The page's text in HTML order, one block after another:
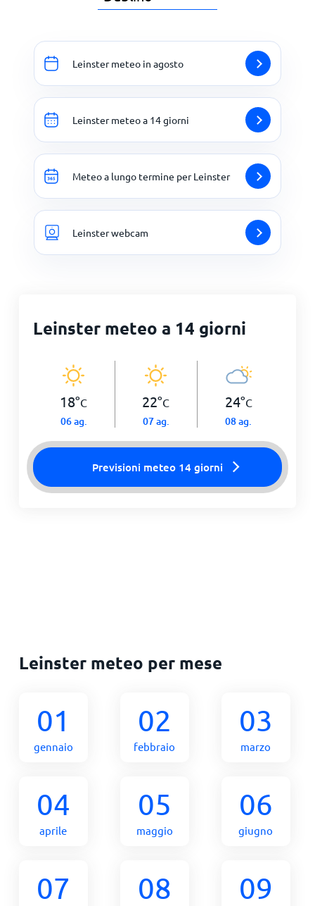
Leinster meteo in agosto
Leinster meteo a 14 giorni
Meteo a lungo termine per Leinster
Leinster webcam
Leinster meteo a 14 giorni
18°C
06 ag.
22°C
07 ag.
24°C
08 ag.
Previsioni meteo 14 giorni
Leinster meteo per mese
01
gennaio
02
febbraio
03
marzo
04
aprile
05
maggio
06
giugno
07 08 09